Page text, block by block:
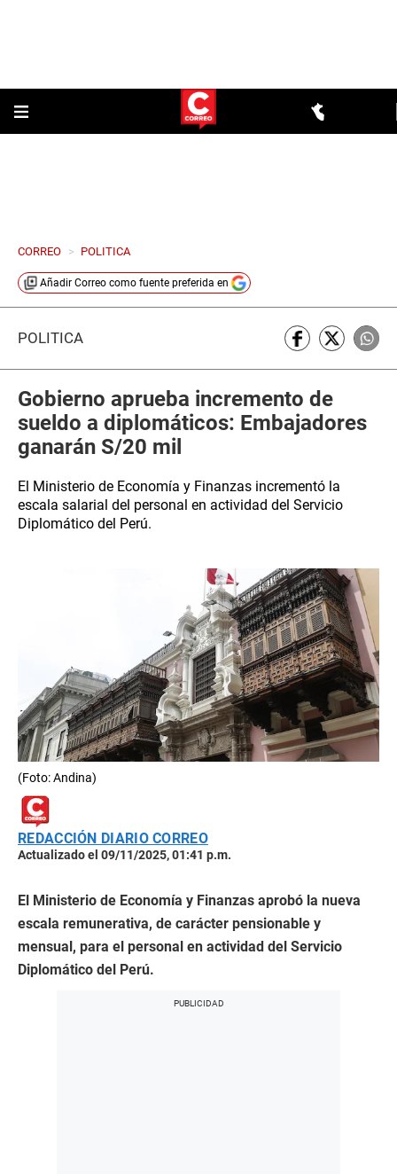
CORREO > POLITICA
Añadir Correo como fuente preferida en
POLÍTICA
Gobierno aprueba incremento de
sueldo a diplomáticos: Embajadores
ganarán S/20 mil
El Ministerio de Economía y Finanzas incrementó la
escala salarial del personal en actividad del Servicio
Diplomático del Perú.
(Foto: Andina)
REDACCIÓN DIARIO CORREO
Actualizado el 09/11/2025, 01:41 p.m.
El Ministerio de Economía y Finanzas aprobó la nueva
escala remunerativa, de carácter pensionable y
mensual, para el personal en actividad del Servicio
Diplomático del Perú.